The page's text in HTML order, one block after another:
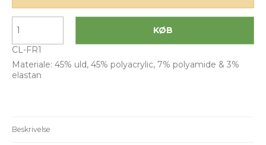
KØB
CL-FR1
Materiale: 45% uld, 45% polyacrylic, 7% polyamide & 3%
elastan
Beskrivelse